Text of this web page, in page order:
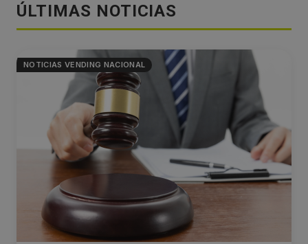
ÚLTIMAS NOTICIAS
NOTICIAS VENDING NACIONAL